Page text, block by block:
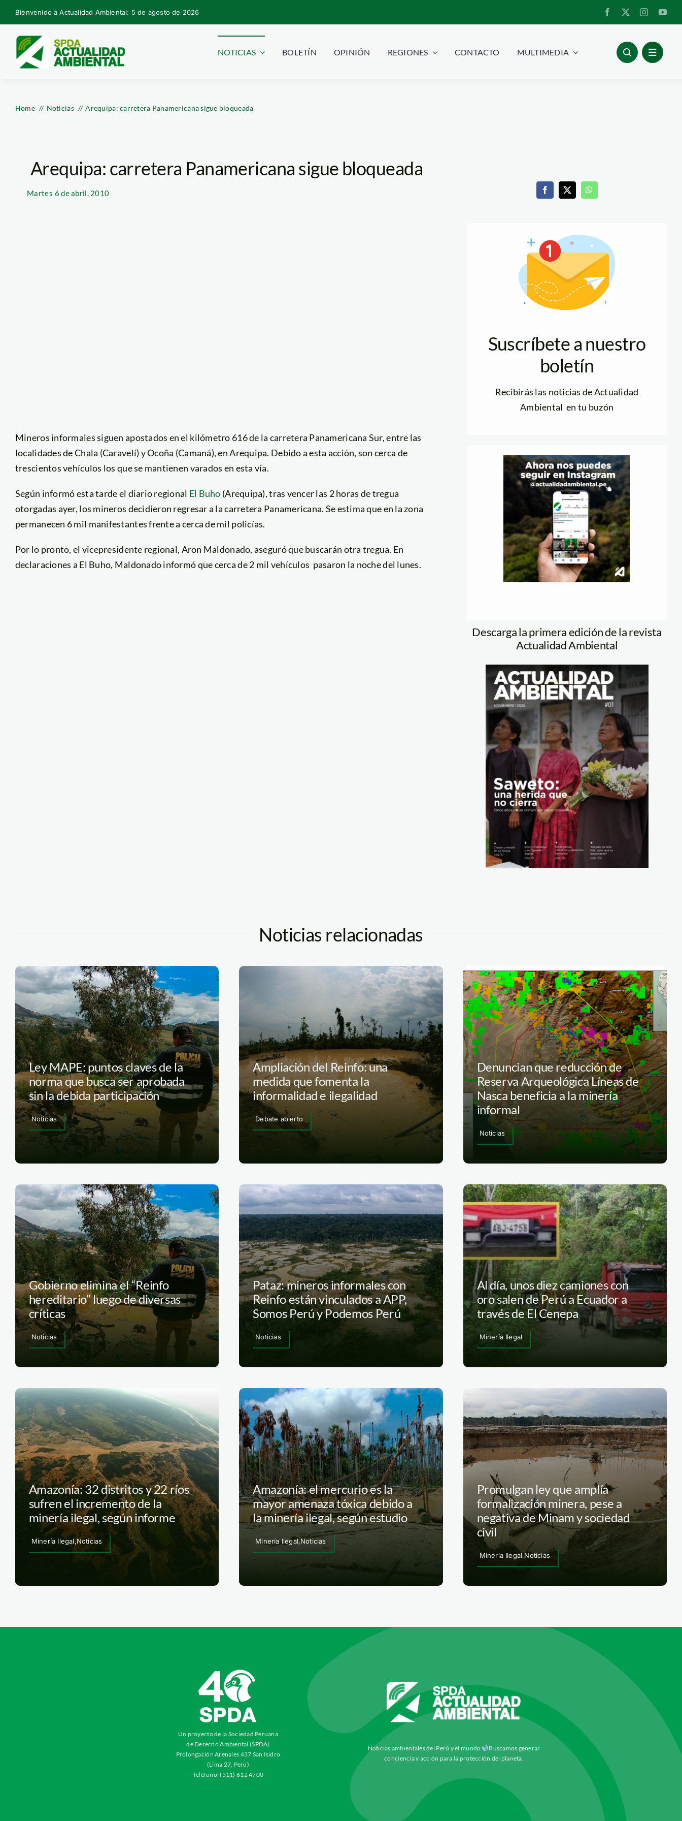
Skip
to
content
Bienvenido a Actualidad Ambiental: 5 de agosto de 2026
NOTICIAS BOLETÍN OPINIÓN REGIONES CONTACTO MULTIMEDIA
Home Noticias Arequipa: carretera Panamericana sigue bloqueada
Arequipa: carretera Panamericana sigue bloqueada
Martes 6 de abril, 2010
Mineros informales siguen apostados en el kilómetro 616 de la carretera Panamericana Sur, entre las
localidades de Chala (Caravelí) y Ocoña (Camaná), en Arequipa. Debido a esta acción, son cerca de
trescientos vehículos los que se mantienen varados en esta vía.
Según informó esta tarde el diario regional El Buho (Arequipa), tras vencer las 2 horas de tregua
otorgadas ayer, los mineros decidieron regresar a la carretera Panamericana. Se estima que en la zona
permanecen 6 mil manifestantes frente a cerca de mil policías.
Por lo pronto, el vicepresidente regional, Aron Maldonado, aseguró que buscarán otra tregua. En
declaraciones a El Buho, Maldonado informó que cerca de 2 mil vehículos pasaron la noche del lunes.
Suscríbete a nuestro
boletín
Recibirás las noticias de Actualidad
Ambiental en tu buzón
Descarga la primera edición de la revista
Actualidad Ambiental
Noticias relacionadas
Ley MAPE: puntos claves de la
norma que busca ser aprobada
sin la debida participación
Noticias
Ampliación del Reinfo: una
medida que fomenta la
informalidad e ilegalidad
Debate abierto
Denuncian que reducción de
Reserva Arqueológica Líneas de
Nasca beneficia a la minería
informal
Noticias
Gobierno elimina el “Reinfo
hereditario” luego de diversas
críticas
Noticias
Pataz: mineros informales con
Reinfo están vinculados a APP,
Somos Perú y Podemos Perú
Noticias
Al día, unos diez camiones con
oro salen de Perú a Ecuador a
través de El Cenepa
Minería Ilegal
Amazonía: 32 distritos y 22 ríos
sufren el incremento de la
minería ilegal, según informe
Minería Ilegal,Noticias
Amazonía: el mercurio es la
mayor amenaza tóxica debido a
la minería ilegal, según estudio
Minería Ilegal,Noticias
Promulgan ley que amplía
formalización minera, pese a
negativa de Minam y sociedad
civil
Minería Ilegal,Noticias
Un proyecto de la Sociedad Peruana
de Derecho Ambiental (SPDA)
Prolongación Arenales 437 San Isidro
(Lima 27, Perú)
Teléfono: (511) 612 4700
Noticias ambientales del Perú y el mundo
Buscamos generar
conciencia y acción para la protección del planeta.